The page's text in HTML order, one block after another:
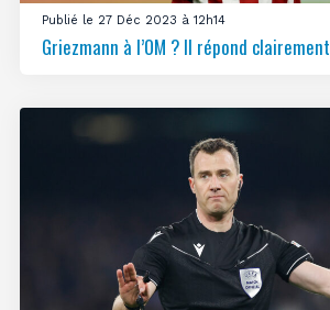
Publié le 27 Déc 2023 à 12h14
Griezmann à l’OM ? Il répond clairement